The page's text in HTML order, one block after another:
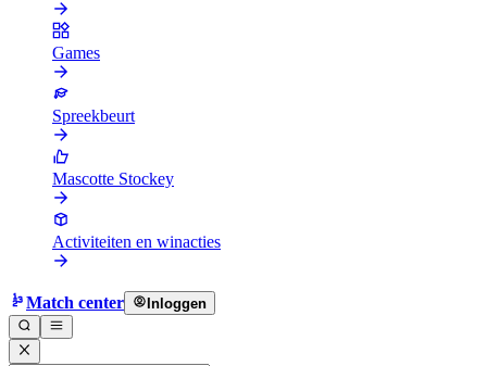
Games
Spreekbeurt
Mascotte Stockey
Activiteiten en winacties
Match center Inloggen